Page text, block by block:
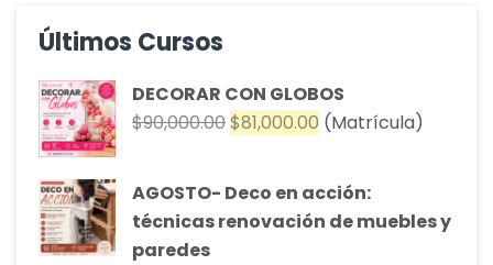
Últimos Cursos
DECORAR CON GLOBOS
$90,000.00El
era:
$90,000.00.
$81,000.00 El
actual
es:
$81,000.00.
(Matrícula)
AGOSTO- Deco en acción:
técnicas renovación de muebles y
paredes